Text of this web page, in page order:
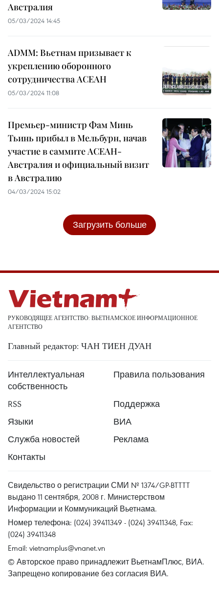
Австралия
05/03/2024 14:45
ADMM: Вьетнам призывает к
укреплению оборонного
сотрудничества АСЕАН
05/03/2024 11:08
Премьер-министр Фам Минь
Тьинь прибыл в Мельбурн, начав
участие в саммите АСЕАН-
Австралия и официальный визит
в Австралию
04/03/2024 15:02
Загрузить больше
РУКОВОДЯЩЕЕ АГЕНТСТВО: ВЬЕТНАМСКОЕ ИНФОРМАЦИОННОЕ
АГЕНТСТВО
Главный редактор: ЧАН ТИЕН ДУАН
Интеллектуальная
собственность
Правила пользования
RSS
Поддержка
Языки
ВИА
Служба новостей
Реклама
Контакты
Свидельство о регистрации СМИ № 1374/GP-BTTTT
выдано 11 сентября, 2008 г. Министерством
Информации и Коммуникаций Вьетнама.
Номер телефона: (024) 39411349 - (024) 39411348, Fax:
(024) 39411348
Email: vietnamplus@vnanet.vn
© Авторское право принадлежит ВьетнамПлюс, ВИА.
Запрещено копирование без согласия ВИА.